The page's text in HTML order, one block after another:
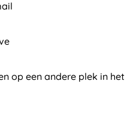
op een andere plek in het